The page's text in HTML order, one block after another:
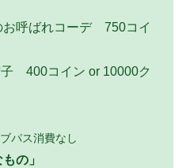
呼ばれコーデ750コイ
子 400コイン or 10000ク
パス消費なし
の」